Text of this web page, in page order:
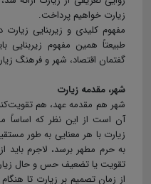
زیارت خواهیم پرداخت.
مفهوم کلیدی و زیربنایی
طبیعتاً همین مفهوم زیربنایی
گفتمان اقتصاد، شهر و فرهنگ
شهر، مقدمه زیارت
شهر هم مقدمه عهد، هم
آن است از این نظر که
زیارت با هر معنایی به طور
به حرم مطهر برسد، لاجرم باید
تقویت یا تضعیف حس و حال
از زمان تصمیم بر زیارت تا